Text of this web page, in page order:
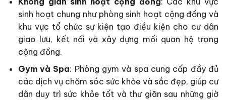
sinh hoạt chung như phòng sinh hoạt cộng đồng và
khu vực tổ chức sự kiện tạo điều kiện cho cư dân
giao lưu, kết nối và xây dựng mối quan hệ trong
cộng đồng.
Gym và Spa: Phòng gym và spa cung cấp đầy đủ
các dịch vụ chăm sóc sức khỏe và sắc đẹp, giúp cư
dân duy trì sức khỏe tốt và thư giãn sau những giờ